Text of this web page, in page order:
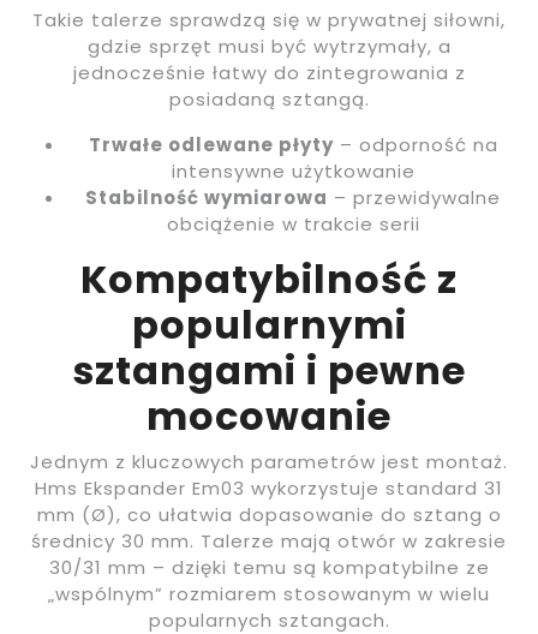
Takie talerze sprawdzą się w prywatnej siłowni,
gdzie sprzęt musi być wytrzymały, a
jednocześnie łatwy do zintegrowania z
posiadaną sztangą.
Trwałe odlewane płyty– odporność na
intensywne użytkowanie
Stabilność wymiarowa – przewidywalne
obciążenie w trakcie serii
Kompatybilność z
popularnymi
sztangami i pewne
mocowanie
Jednym z kluczowych parametrów jest montaż.
Hms Ekspander Em03 wykorzystuje standard 31
mm (Ø), co ułatwia dopasowanie do sztang o
średnicy 30 mm. Talerze mają otwór w zakresie
30/31 mm – dzięki temu są kompatybilne ze
„wspólnym” rozmiarem stosowanym w wielu
popularnych sztangach.